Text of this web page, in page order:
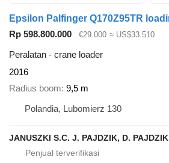
Rp 598.800.000 €29.000 ≈ US$33.510
Peralatan - crane loader
2016
Radius boom 9,5 m
Polandia, Lubomierz 130
JANUSZKI S.C. J. PAJDZIK, D. PAJDZIK